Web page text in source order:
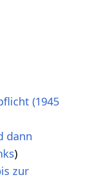
(1945
dann
)
zur